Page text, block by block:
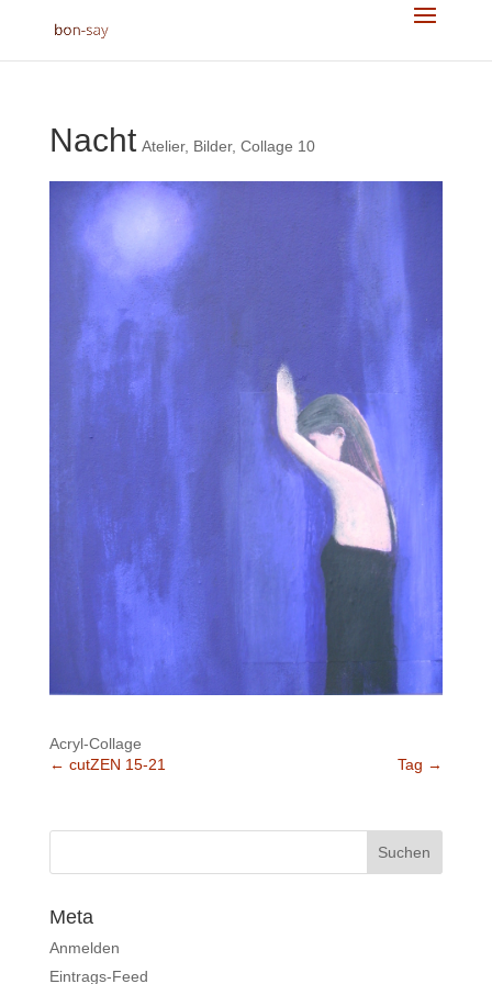
Nacht Atelier, Bilder, Collage 10
Acryl-Collage
← cutZEN 15-21 Tag →
Meta
Anmelden
Eintrags-Feed